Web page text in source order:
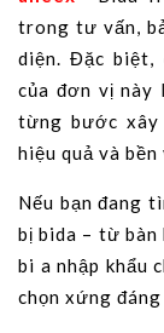
trong tư vấn,
diện. Đặc biệt,
của đơn vị này
từng bước xây
hiệu quả và bền
Nếu bạn đang
bị bida – từ bàn
bi a nhập khẩu
chọn xứng